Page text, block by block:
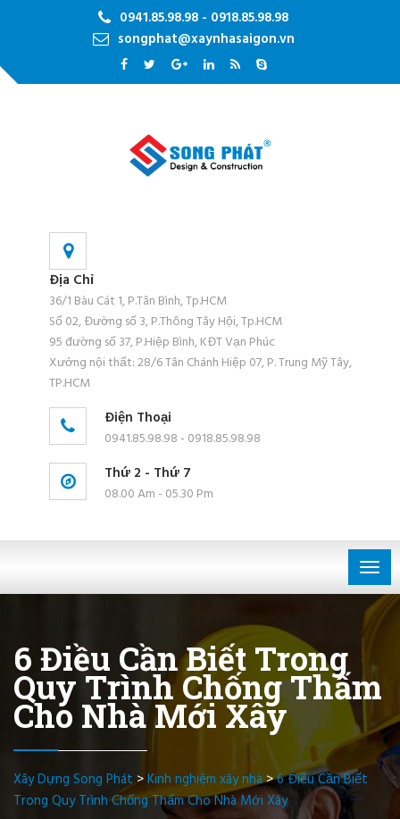
0941.85.98.98 - 0918.85.98.98
songphat@xaynhasaigon.vn
Địa Chỉ
36/1 Bàu Cát 1, P.Tân Bình, Tp.HCM
Số 02, Đường số 3, P.Thông Tây Hội, Tp.HCM
95 đường số 37, P.Hiệp Bình, KĐT Vạn Phúc
Xưởng nội thất: 28/6 Tân Chánh Hiệp 07, P. Trung Mỹ Tây,
TP.HCM
Điện Thoại
0941.85.98.98 - 0918.85.98.98
Thứ 2 - Thứ 7
08.00 Am - 05.30 Pm
6 Điều Cần Biết Trong
Quy Trình Chống Thấm
Cho Nhà Mới Xây
Xây Dựng Song Phát>Kinh nghiệm xây nhà>6 Điều Cần Biết
Trong Quy Trình Chống Thấm Cho Nhà Mới Xây